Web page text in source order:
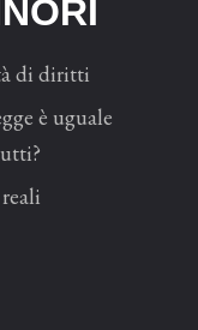
di diritti
è uguale